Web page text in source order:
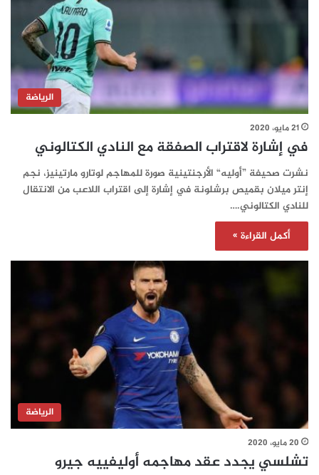
الرياضة
21 مايو، 2020
في إشارة لاقتراب الصفقة مع النادي الكتالوني
نشرت صحيفة ”أوليه“ الأرجنتينية صورة للمهاجم لوتارو مارتينيز، نجم
إنتر ميلان بقميص برشلونة في إشارة إلى اقتراب اللاعب من الانتقال
للنادي الكتالوني.…
أكمل القراءة »
الرياضة
20 مايو، 2020
تشلسي يجدد عقد مهاجمه أوليفييه جيرو